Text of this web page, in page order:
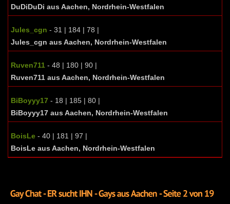
DuDiDuDi aus Aachen, Nordrhein-Westfalen
Jules_cgn - 31 | 184 | 78 |
Jules_cgn aus Aachen, Nordrhein-Westfalen
Ruven711 - 48 | 180 | 90 |
Ruven711 aus Aachen, Nordrhein-Westfalen
BiBoyyy17 - 18 | 185 | 80 |
BiBoyyy17 aus Aachen, Nordrhein-Westfalen
BoisLe - 40 | 181 | 97 |
BoisLe aus Aachen, Nordrhein-Westfalen